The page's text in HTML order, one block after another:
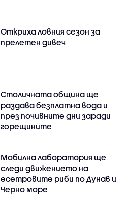
Откриха ловния сезон за
прелетен дивеч
Столичната община ще
раздава безплатна вода и
през почивните дни заради
горещините
Мобилна лаборатория ще
следи движението на
есетровите риби по Дунав и
Черно море